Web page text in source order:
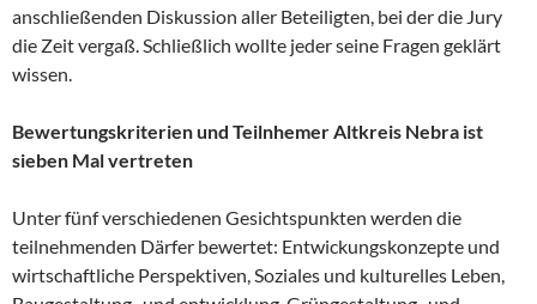
anschließenden Diskussion aller Beteiligten, bei der die Jury
die Zeit vergaß. Schließlich wollte jeder seine Fragen geklärt
wissen.
Bewertungskriterien und Teilnhemer Altkreis Nebra ist
sieben Mal vertreten
Unter fünf verschiedenen Gesichtspunkten werden die
teilnehmenden Därfer bewertet: Entwickungskonzepte und
wirtschaftliche Perspektiven, Soziales und kulturelles Leben,